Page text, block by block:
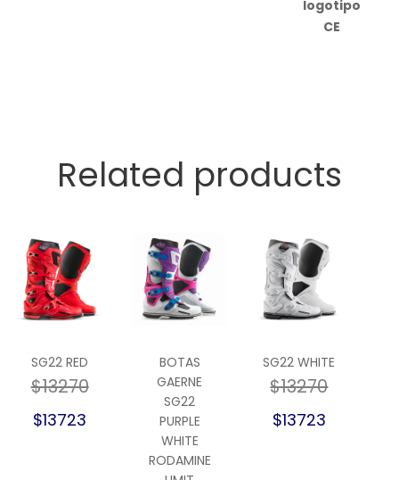
Related products
SG22 RED
$13270
$13723
BOTAS
GAERNE
SG22
PURPLE
WHITE
RODAMINE
SG22 WHITE
$13270
$13723